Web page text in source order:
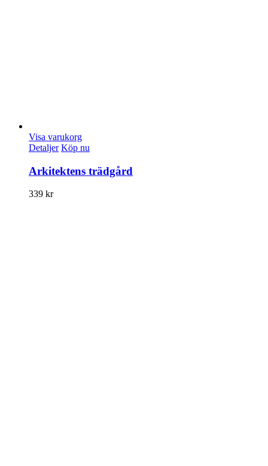
Visa varukorg
Detaljer Köp nu
Arkitektens trädgård
339 kr